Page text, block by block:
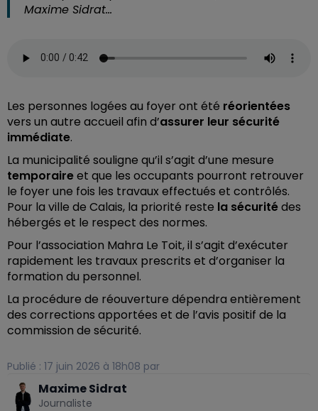
Maxime Sidrat…
Les personnes logées au foyer ont été réorientées
vers un autre accueil afin d’assurer leur sécurité
immédiate.
La municipalité souligne qu’il s’agit d’une mesure
temporaireet que les occupants pourront retrouver
le foyer une fois les travaux effectués et contrôlés.
Pour la ville de Calais, la priorité reste la sécuritédes
hébergés et le respect des normes.
Pour l’association Mahra Le Toit, il s’agit d’exécuter
rapidement les travaux prescrits et d’organiser la
formation du personnel.
La procédure de réouverture dépendra entièrement
des corrections apportées et de l’avis positif de la
commission de sécurité.
Publié : 17 juin 2026 à 18h08 par
Maxime Sidrat
Journaliste